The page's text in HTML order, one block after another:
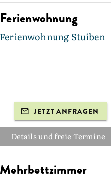
Ferienwohnung
Ferienwohnung Stuiben
JETZT ANFRAGEN
Details und freie Termine
Mehrbettzimmer